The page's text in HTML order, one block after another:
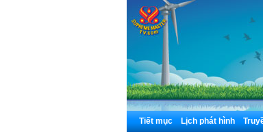
Tiết mục Lịch phát hình